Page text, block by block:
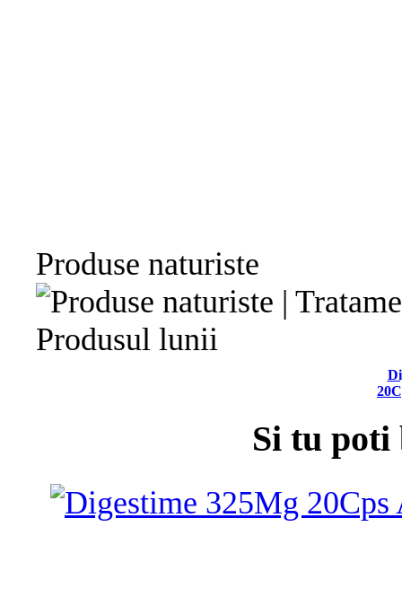
Produse naturiste
Produsul lunii
Si tu poti